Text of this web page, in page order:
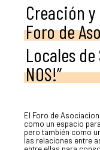
Creación
Foro de
Locales de
NOS!”
El Foro de
como un espacio
pero también como
las relaciones entre